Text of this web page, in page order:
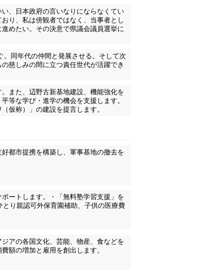
、日本政府の言いなりにならなくてい
り、私は傍観者ではなく、当事者とし
めたい。その決意で県議会議員選挙に
同年代の仲間と発展させる。そして次
慈しみの間に立つ責任世代が活躍でき
また、辺野古新基地建設、機能強化を
等な学び・進学の機会を支援します。
仮称）」の建設を提言します。
都市提携を構築し、軍事基地の撤去を
ートします。・「無料塾学習支援」を
り親認可外保育園補助、子供の医療費
アの各国文化、芸能、物産、食などを
額の増加と雇用を創出します。